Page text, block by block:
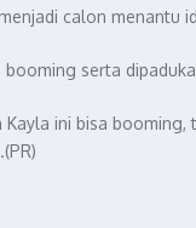
calon
serta
ini bisa